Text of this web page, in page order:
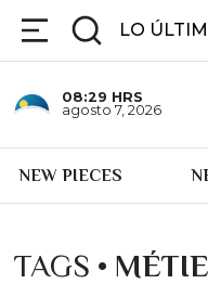
LO
08:29 HRS
agosto 7, 2026
NEW PIECES
TAGS •